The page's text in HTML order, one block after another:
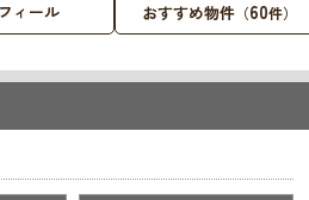
ィール おすすめ物件 （60件）